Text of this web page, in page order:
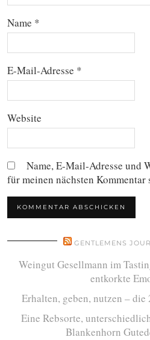
Name *
E-Mail-Adresse *
Website
Name, E-Mail-Adresse und
für meinen nächsten Kommentar
GENTLEMENS
Weingut Gesellmann im
entkorkte
Erhalten, geben, nutzen –
Eine Rebsorte,
Blankenhorn